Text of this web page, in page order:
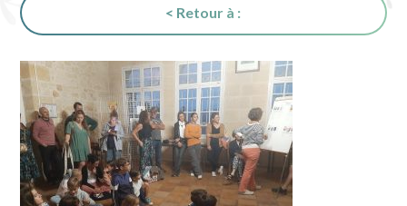
< Retour à :